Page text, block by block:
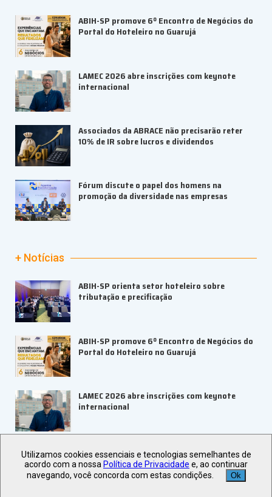
ABIH-SP promove 6º Encontro de Negócios do
Portal do Hoteleiro no Guarujá
LAMEC 2026 abre inscrições com keynote
internacional
Associados da ABRACE não precisarão reter
10% de IR sobre lucros e dividendos
Fórum discute o papel dos homens na
promoção da diversidade nas empresas
+ Notícias
ABIH-SP orienta setor hoteleiro sobre
tributação e precificação
ABIH-SP promove 6º Encontro de Negócios do
Portal do Hoteleiro no Guarujá
LAMEC 2026 abre inscrições com keynote
internacional
UBRAFE e ABRACE firmam parceria para
fortalecer feiras e eventos
Utilizamos cookies essenciais e tecnologias semelhantes de
acordo com a nossa Política de Privacidade e, ao continuar
navegando, você concorda com estas condições.
Ok